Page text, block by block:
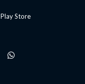
Store